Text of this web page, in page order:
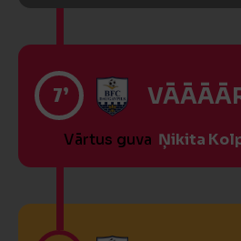
7’
Vārtus guva Ņikita